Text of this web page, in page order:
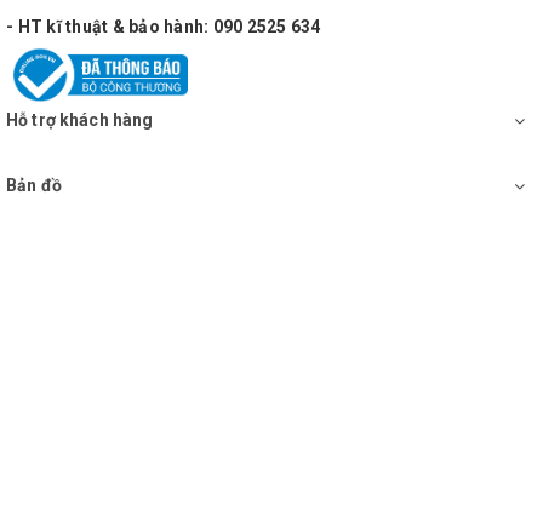
tốt nhất để tạo ra một trải nghiệm âm nhạc
không thể phủ nhận. Liên hệ với chúng tôi ngay
hôm nay để biết thêm thông tin chi tiết và đặt
hàng!
- HT kĩ thuật & bảo hành: 090 2525 634
Hỗ trợ khách hàng
Bản đồ